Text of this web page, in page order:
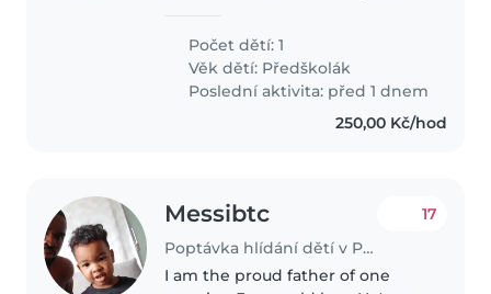
nezpůsobuje záchvaty. Vede však
k výraznému zpomalení vývoje.
Dcerka je velmi klidná a velmi..
Počet dětí: 1
Věk dětí: Předškolák
Poslední aktivita: před 1 dnem
250,00 Kč/hod
Messibtc
Poptávka hlídání dětí v Praha
17
I am the proud father of one